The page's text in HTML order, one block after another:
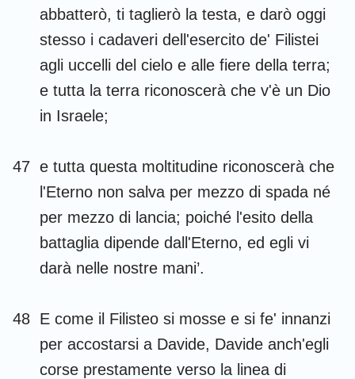
abbatterò, ti taglierò la testa, e darò oggi
stesso i cadaveri dell'esercito de' Filistei
agli uccelli del cielo e alle fiere della terra;
e tutta la terra riconoscerà che v'è un Dio
in Israele;
47 e tutta questa moltitudine riconoscerà che
l'Eterno non salva per mezzo di spada né
per mezzo di lancia; poiché l'esito della
battaglia dipende dall'Eterno, ed egli vi
darà nelle nostre mani’.
48 E come il Filisteo si mosse e si fe' innanzi
per accostarsi a Davide, Davide anch'egli
corse prestamente verso la linea di